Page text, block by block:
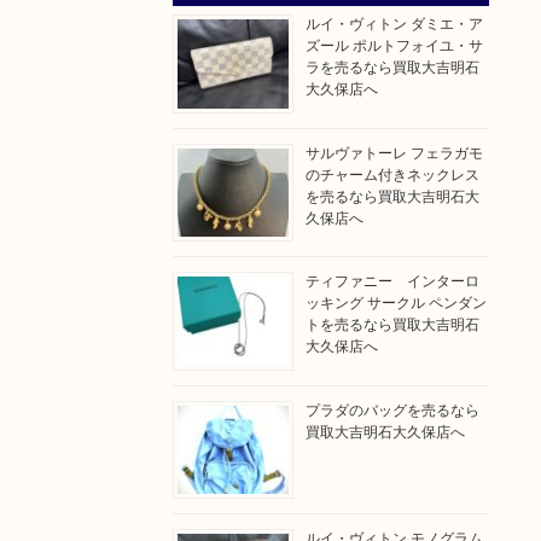
ルイ・ヴィトン ダミエ・ア
ズール ポルトフォイユ・サ
ラを売るなら買取大吉明石
大久保店へ
サルヴァトーレ フェラガモ
のチャーム付きネックレス
を売るなら買取大吉明石大
久保店へ
ティファニー インターロ
ッキング サークル ペンダン
トを売るなら買取大吉明石
大久保店へ
プラダのバッグを売るなら
買取大吉明石大久保店へ